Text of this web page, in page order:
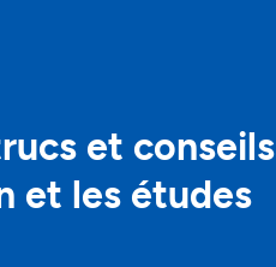
et conseils
et les études